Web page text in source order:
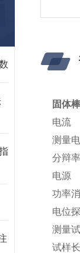
固体
电
测
分
电
功率
电位
测量
试样